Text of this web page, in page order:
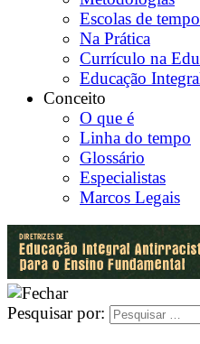
Escolas de
Na Prática
Currículo na
Educação
Conceito
O que é
Linha do tempo
Glossário
Especialistas
Marcos Legais
Pesquisar por: